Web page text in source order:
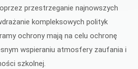
przestrzeganie najnowszych
kompleksowych polityk
ochrony mają na celu ochronę
wspieraniu atmosfery zaufania i
szkolnej.